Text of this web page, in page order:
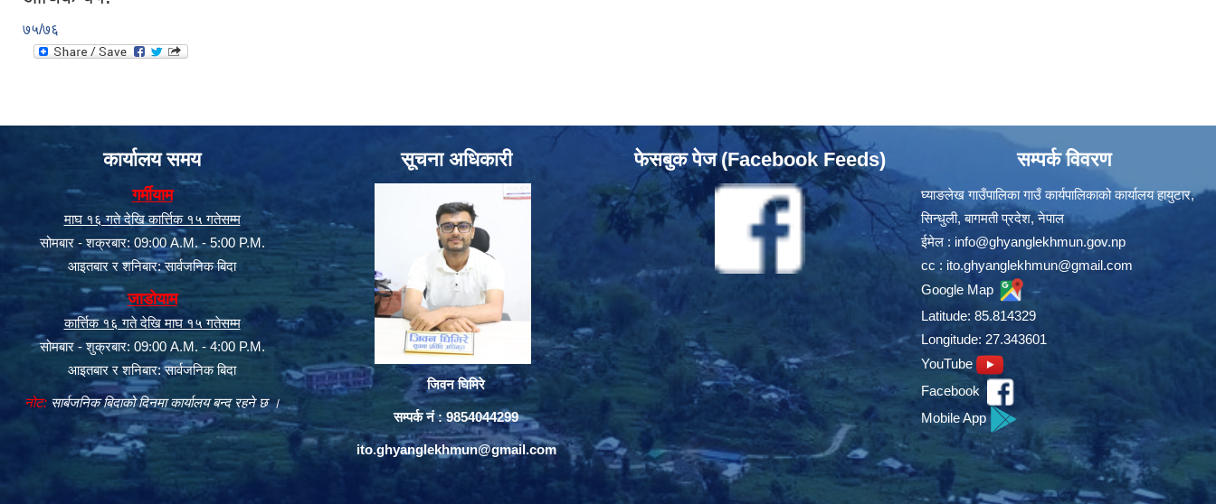
७५/७६
कार्यालय समय
गर्मीयाम
माघ १६ गते देखि कार्त्तिक १५ गतेसम्म
सोमबार - शक्रबार: 09:00 A.M. - 5:00 P.M.
आइतबार र शनिबार: सार्वजनिक बिदा
जाडोयाम
कार्त्तिक १६ गते देखि माघ १५ गतेसम्म
सोमबार - शुक्रबार: 09:00 A.M. - 4:00 P.M.
आइतबार र शनिबार: सार्वजनिक बिदा
नोट:सार्बजनिक बिदाको दिनमा कार्यालय बन्द रहने छ ।
सूचना अधिकारी
जिवन घिमिरे
सम्पर्क नं : 9854044299
ito.ghyanglekhmun@gmail.com
फेसबुक पेज (Facebook Feeds) सम्पर्क विवरण
घ्याङलेख गाउँपालिका गाउँ कार्यपालिकाको कार्यालय हायुटार,
सिन्धुली, बागमती प्रदेश, नेपाल
ईमेल : info@ghyanglekhmun.gov.np
cc : ito.ghyanglekhmun@gmail.com
Google Map
Latitude: 85.814329
Longitude: 27.343601
YouTube
Facebook
Mobile App